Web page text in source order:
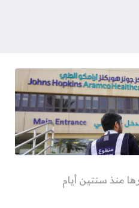
منذ سنتين أيام